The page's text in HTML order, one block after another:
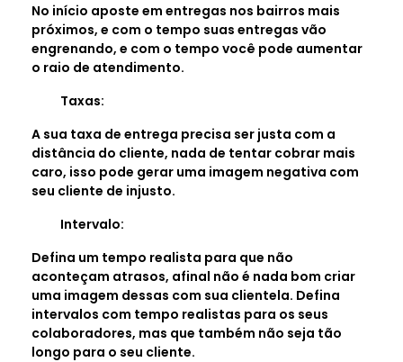
No início aposte em entregas nos bairros mais
próximos, e com o tempo suas entregas vão
engrenando, e com o tempo você pode aumentar
o raio de atendimento.
Taxas:
A sua taxa de entrega precisa ser justa com a
distância do cliente, nada de tentar cobrar mais
caro, isso pode gerar uma imagem negativa com
seu cliente de injusto.
Intervalo:
Defina um tempo realista para que não
aconteçam atrasos, afinal não é nada bom criar
uma imagem dessas com sua clientela. Defina
intervalos com tempo realistas para os seus
colaboradores, mas que também não seja tão
longo para o seu cliente.